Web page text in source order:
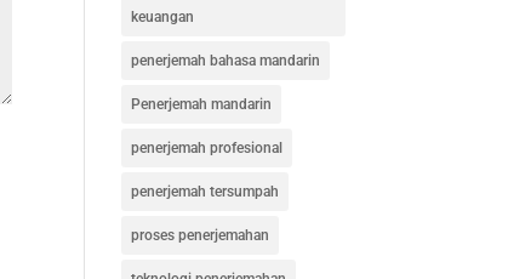
keuangan
penerjemah bahasa mandarin
Penerjemah mandarin
penerjemah profesional
penerjemah tersumpah
proses penerjemahan